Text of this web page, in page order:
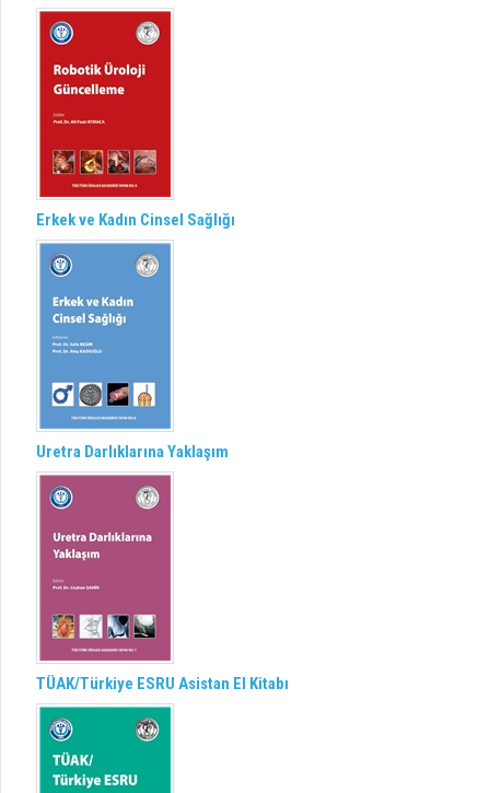
Erkek ve Kadın Cinsel Sağlığı
Uretra Darlıklarına Yaklaşım
TÜAK/Türkiye ESRU Asistan El Kitabı